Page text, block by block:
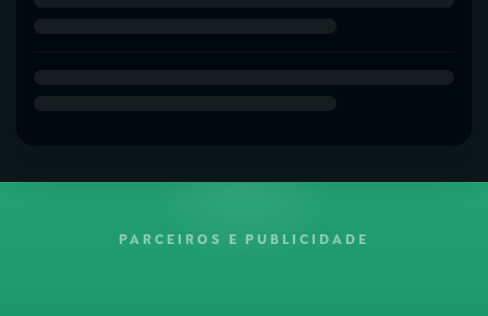
PARCEIROS E PUBLICIDADE